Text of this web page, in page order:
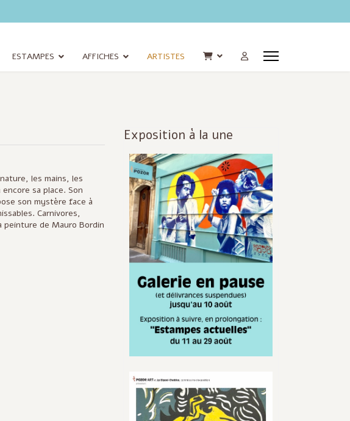
ESTAMPES AFFICHES ARTISTES
les mains, les
sa place. Son
son mystère face à
Carnivores,
peinture de Mauro Bordin
Exposition à la une